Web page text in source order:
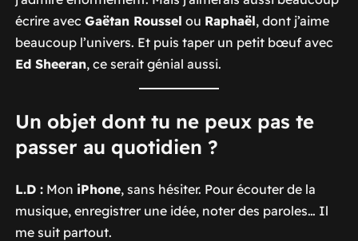
écrire avec Gaëtan Roussel ou Raphaël, dont j’aime
beaucoup l’univers. Et puis taper un petit bœuf avec
Ed Sheeran, ce serait génial aussi.
Un objet dont tu ne peux pas te
passer au quotidien ?
L.D :Mon iPhone, sans hésiter. Pour écouter de la
musique, enregistrer une idée, noter des paroles… Il
me suit partout.